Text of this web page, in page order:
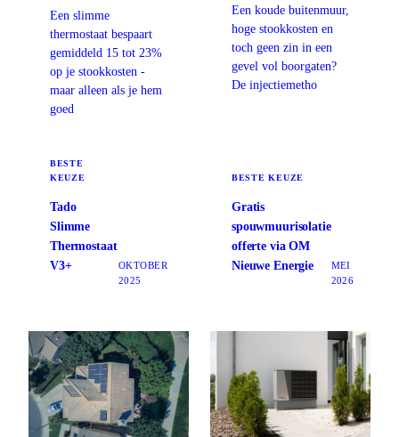
Een slimme
thermostaat bespaart
gemiddeld 15 tot 23%
op je stookkosten -
maar alleen als je hem
goed
BESTE
KEUZE
Tado
Slimme
Thermostaat
V3+
OKTOBER
2025
Een koude buitenmuur,
hoge stookkosten en
toch geen zin in een
gevel vol boorgaten?
De injectiemetho
BESTE KEUZE
Gratis
spouwmuurisolatie
offerte via OM
Nieuwe Energie
MEI
2026